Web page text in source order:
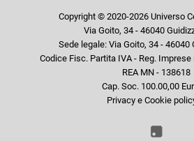
Copyright © 2020-2026 Universo
Via Goito, 34 - 46040
Sede legale: Via Goito, 34 - 46040
Codice Fisc. Partita IVA - Reg. Imprese
REA MN - 138618
Cap. Soc. 100.00,00
Privacy e Cookie